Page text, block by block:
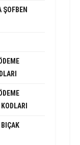
ŞOFBEN